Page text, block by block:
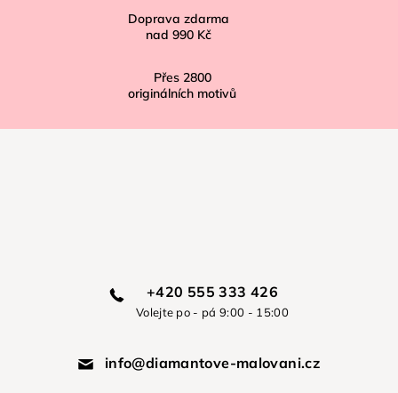
Doprava zdarma
nad 990 Kč
Přes 2800
originálních motivů
+420 555 333 426
Volejte po - pá 9:00 - 15:00
info@diamantove-malovani.cz